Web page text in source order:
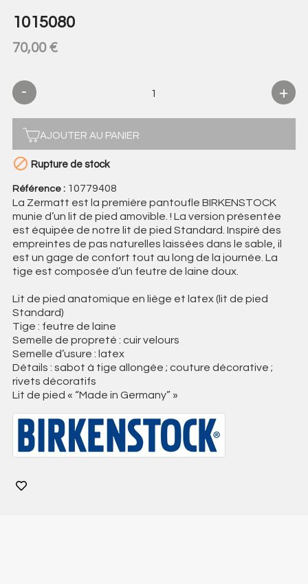
1015080
70,00 €
AJOUTER AU PANIER
 Rupture de stock
Référence : 10779408
La Zermatt est la première pantoufle BIRKENSTOCK
munie d’un lit de pied amovible. ! La version présentée
est équipée de notre lit de pied Standard. Inspiré des
empreintes de pas naturelles laissées dans le sable, il
est un gage de confort tout au long de la journée. La
tige est composée d’un feutre de laine doux.
Lit de pied anatomique en liège et latex (lit de pied
Standard)
Tige : feutre de laine
Semelle de propreté : cuir velours
Semelle d’usure : latex
Détails : sabot à tige allongée ; couture décorative ;
rivets décoratifs
Lit de pied « “Made in Germany” »